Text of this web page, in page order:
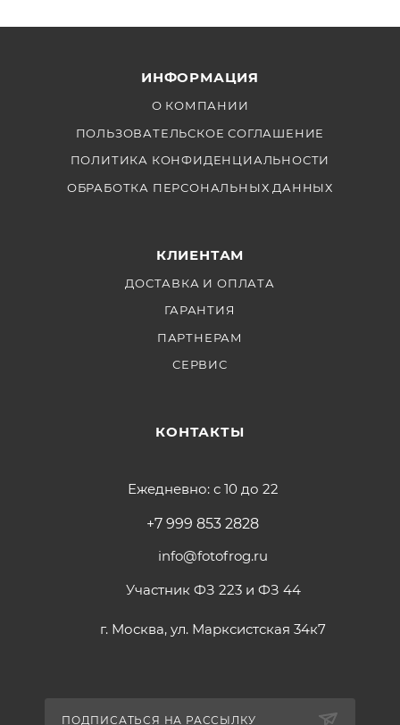
ИНФОРМАЦИЯ
О КОМПАНИИ
ПОЛЬЗОВАТЕЛЬСКОЕ СОГЛАШЕНИЕ
ПОЛИТИКА КОНФИДЕНЦИАЛЬНОСТИ
ОБРАБОТКА ПЕРСОНАЛЬНЫХ ДАННЫХ
КЛИЕНТАМ
ДОСТАВКА И ОПЛАТА
ГАРАНТИЯ
ПАРТНЕРАМ
СЕРВИС
КОНТАКТЫ
Ежедневно: с 10 до 22
+7 999 853 2828
info@fotofrog.ru
Участник ФЗ 223 и ФЗ 44
г. Москва, ул. Марксистская 34к7
ПОДПИСАТЬСЯ НА РАССЫЛКУ